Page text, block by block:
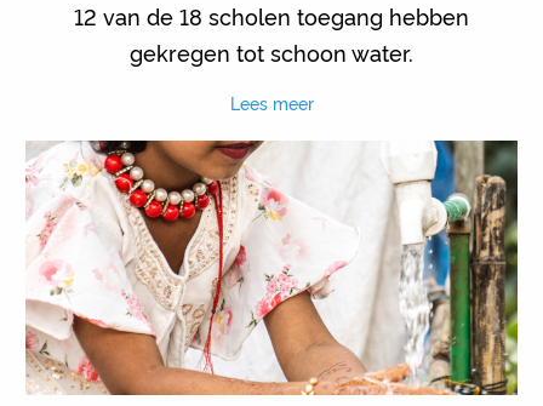
12 van de 18 scholen toegang hebben
gekregen tot schoon water.
Lees meer